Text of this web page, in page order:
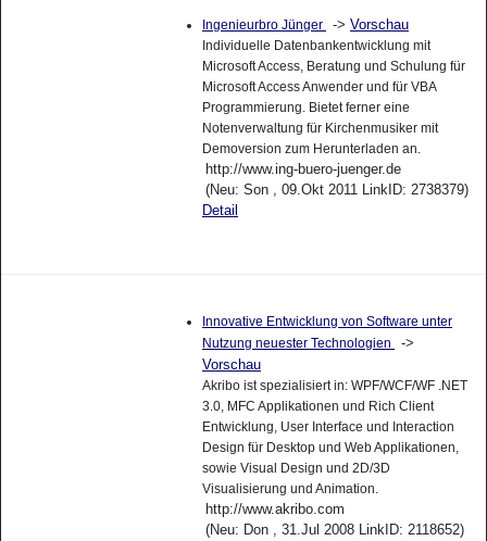
Ingenieurbro Jünger -> Vorschau
Individuelle Datenbankentwicklung mit
Microsoft Access, Beratung und Schulung für
Microsoft Access Anwender und für VBA
Programmierung. Bietet ferner eine
Notenverwaltung für Kirchenmusiker mit
Demoversion zum Herunterladen an.
http://www.ing-buero-juenger.de
(Neu: Son , 09.Okt 2011 LinkID: 2738379)
Detail
Innovative Entwicklung von Software unter
Nutzung neuester Technologien
->
Vorschau
Akribo ist spezialisiert in: WPF/WCF/WF .NET
3.0, MFC Applikationen und Rich Client
Entwicklung, User Interface und Interaction
Design für Desktop und Web Applikationen,
sowie Visual Design und 2D/3D
Visualisierung und Animation.
http://www.akribo.com
(Neu: Don , 31.Jul 2008 LinkID: 2118652)